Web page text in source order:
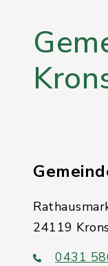
24119
0431